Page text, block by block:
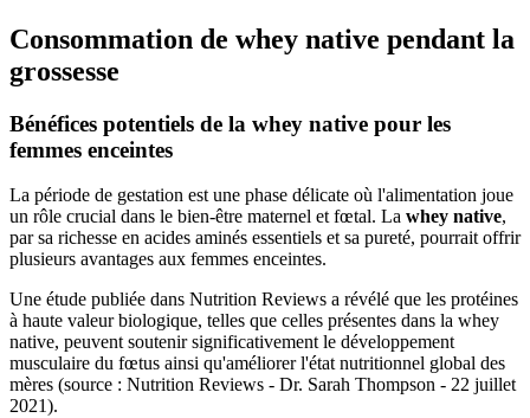
Consommation de whey native pendant la
grossesse
Bénéfices potentiels de la whey native pour les
femmes enceintes
La période de gestation est une phase délicate où l'alimentation joue
un rôle crucial dans le bien-être maternel et fœtal. La whey native,
par sa richesse en acides aminés essentiels et sa pureté, pourrait offrir
plusieurs avantages aux femmes enceintes.
Une étude publiée dans Nutrition Reviews a révélé que les protéines
à haute valeur biologique, telles que celles présentes dans la whey
native, peuvent soutenir significativement le développement
musculaire du fœtus ainsi qu'améliorer l'état nutritionnel global des
mères (source : Nutrition Reviews - Dr. Sarah Thompson - 22 juillet
2021).